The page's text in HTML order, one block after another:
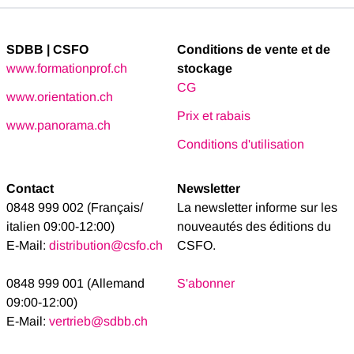
SDBB | CSFO
www.formationprof.ch
www.orientation.ch
www.panorama.ch
Conditions de vente et de
stockage
CG
Prix et rabais
Conditions d'utilisation
Contact
0848 999 002 (Français/
italien 09:00-12:00)
E-Mail: distribution@csfo.ch
0848 999 001 (Allemand
09:00-12:00)
E-Mail: vertrieb@sdbb.ch
Newsletter
La newsletter informe sur les
nouveautés des éditions du
CSFO.
S'abonner